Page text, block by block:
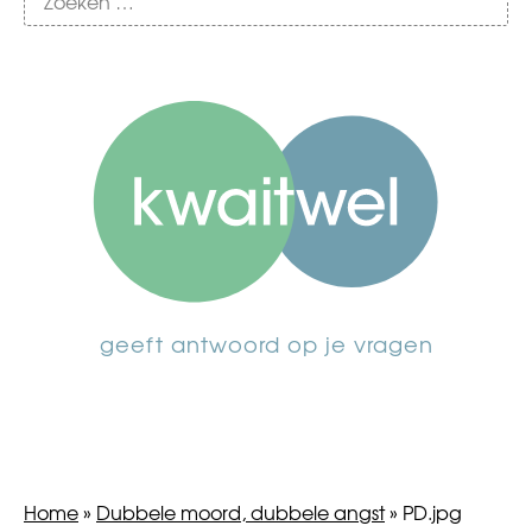
geeft antwoord op je vragen
Home» Dubbele moord, dubbele angst» PD.jpg